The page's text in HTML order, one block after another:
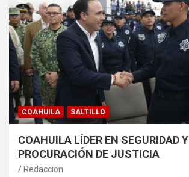
COAHUILA SALTILLO
COAHUILA LÍDER EN SEGURIDAD Y
PROCURACIÓN DE JUSTICIA
Redaccion